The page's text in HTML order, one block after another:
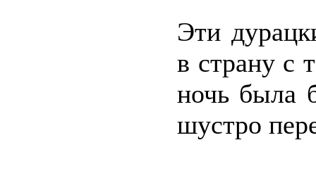
Эти
в страну с
ночь была
шустро